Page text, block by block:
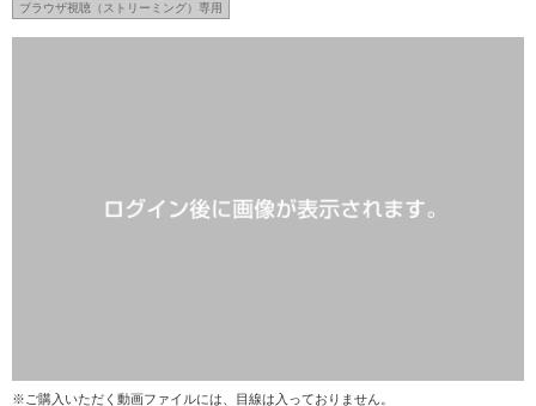
ブラウザ視聴（ストリーミング）専用
※ご購入いただく動画ファイルには、目線は入っておりません。